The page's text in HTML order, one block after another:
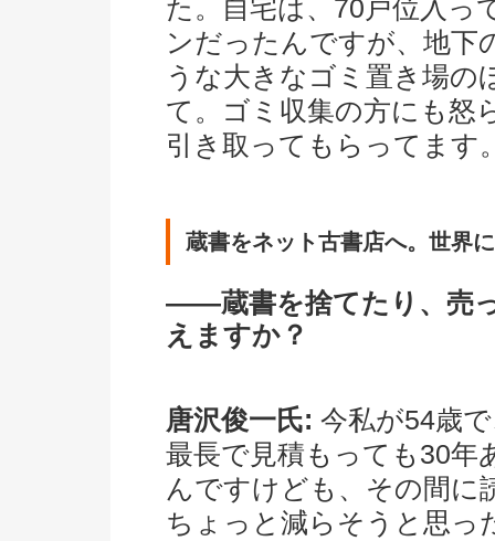
た。自宅は、70戸位入っ
ンだったんですが、地下
うな大きなゴミ置き場の
て。ゴミ収集の方にも怒
引き取ってもらってます
蔵書をネット古書店へ。世界
――蔵書を捨てたり、売
えますか？
唐沢俊一氏: 今私が54歳
最長で見積もっても30年
んですけども、その間に
ちょっと減らそうと思っ